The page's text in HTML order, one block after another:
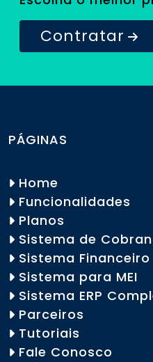
Contratar
PÁGINAS
Home
Funcionalidades
Planos
Sistema de
Sistema Financeiro
Sistema para MEI
Sistema ERP
Parceiros
Tutoriais
Fale Conosco